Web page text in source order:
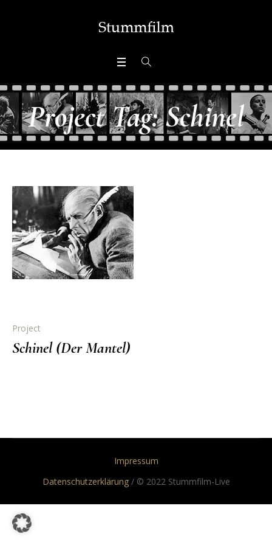
Project Tag:Schinel
Project
Schinel (Der Mantel)
Impressum
Datenschutzerklärung/ © 2022 Stummfilm-Live